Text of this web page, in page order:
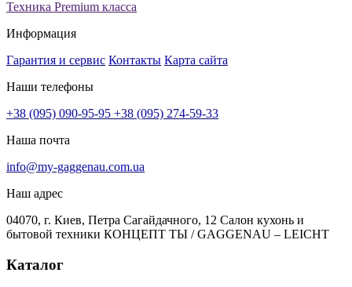
Техника Premium класса
Информация
Гарантия и сервис Контакты Карта сайта
Наши телефоны
+38 (095) 090-95-95 +38 (095) 274-59-33
Наша почта
info@my-gaggenau.com.ua
Наш адрес
04070, г. Киев, Петра Сагайдачного, 12 Салон кухонь и
бытовой техники КОНЦЕПТ ТЫ / GAGGENAU – LEICHT
Каталог